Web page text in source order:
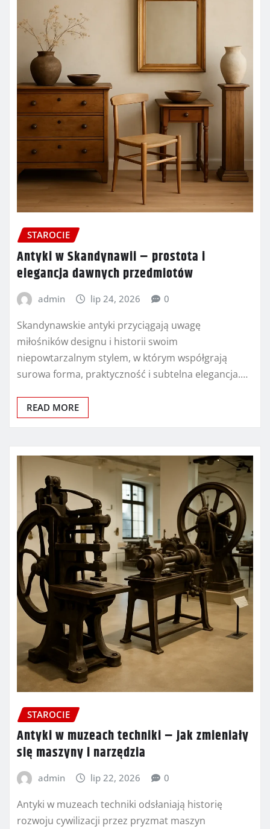
STAROCIE
Antyki w Skandynawii – prostota i
elegancja dawnych przedmiotów
admin lip 24, 2026 0
Skandynawskie antyki przyciągają uwagę
miłośników designu i historii swoim
niepowtarzalnym stylem, w którym współgrają
surowa forma, praktyczność i subtelna elegancja.…
READ MORE
STAROCIE
Antyki w muzeach techniki – jak zmieniały
się maszyny i narzędzia
admin lip 22, 2026 0
Antyki w muzeach techniki odsłaniają historię
rozwoju cywilizacji przez pryzmat maszyn